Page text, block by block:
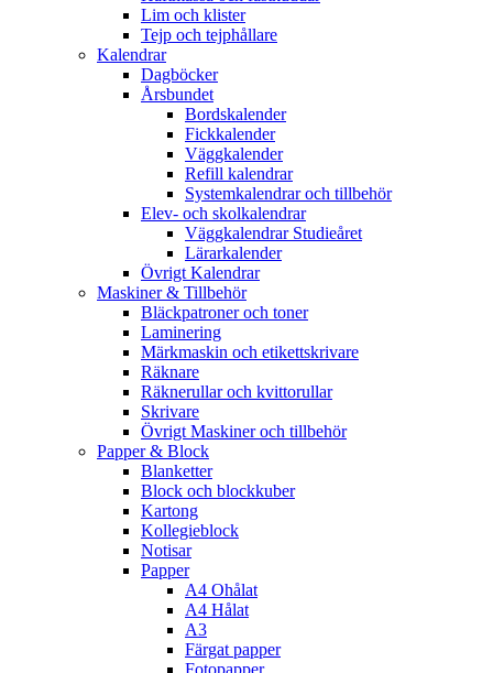
Lim och klister
Tejp och tejphållare
Kalendrar
Dagböcker
Årsbundet
Bordskalender
Fickkalender
Väggkalender
Refill kalendrar
Systemkalendrar och tillbehör
Elev- och skolkalendrar
Väggkalendrar Studieåret
Lärarkalender
Övrigt Kalendrar
Maskiner & Tillbehör
Bläckpatroner och toner
Laminering
Märkmaskin och etikettskrivare
Räknare
Räknerullar och kvittorullar
Skrivare
Övrigt Maskiner och tillbehör
Papper & Block
Blanketter
Block och blockkuber
Kartong
Kollegieblock
Notisar
Papper
A4 Ohålat
A4 Hålat
A3
Färgat papper
Fotopapper